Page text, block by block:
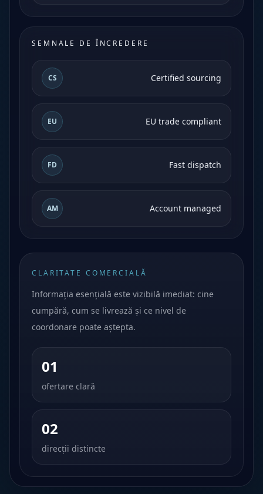
SEMNALE DE ÎNCREDERE
CS Certified sourcing
EU EU trade compliant
FD Fast dispatch
AM Account managed
CLARITATE COMERCIALĂ
Informația esențială este vizibilă imediat: cine
cumpără, cum se livrează și ce nivel de
coordonare poate aștepta.
01
ofertare clară
02
direcții distincte